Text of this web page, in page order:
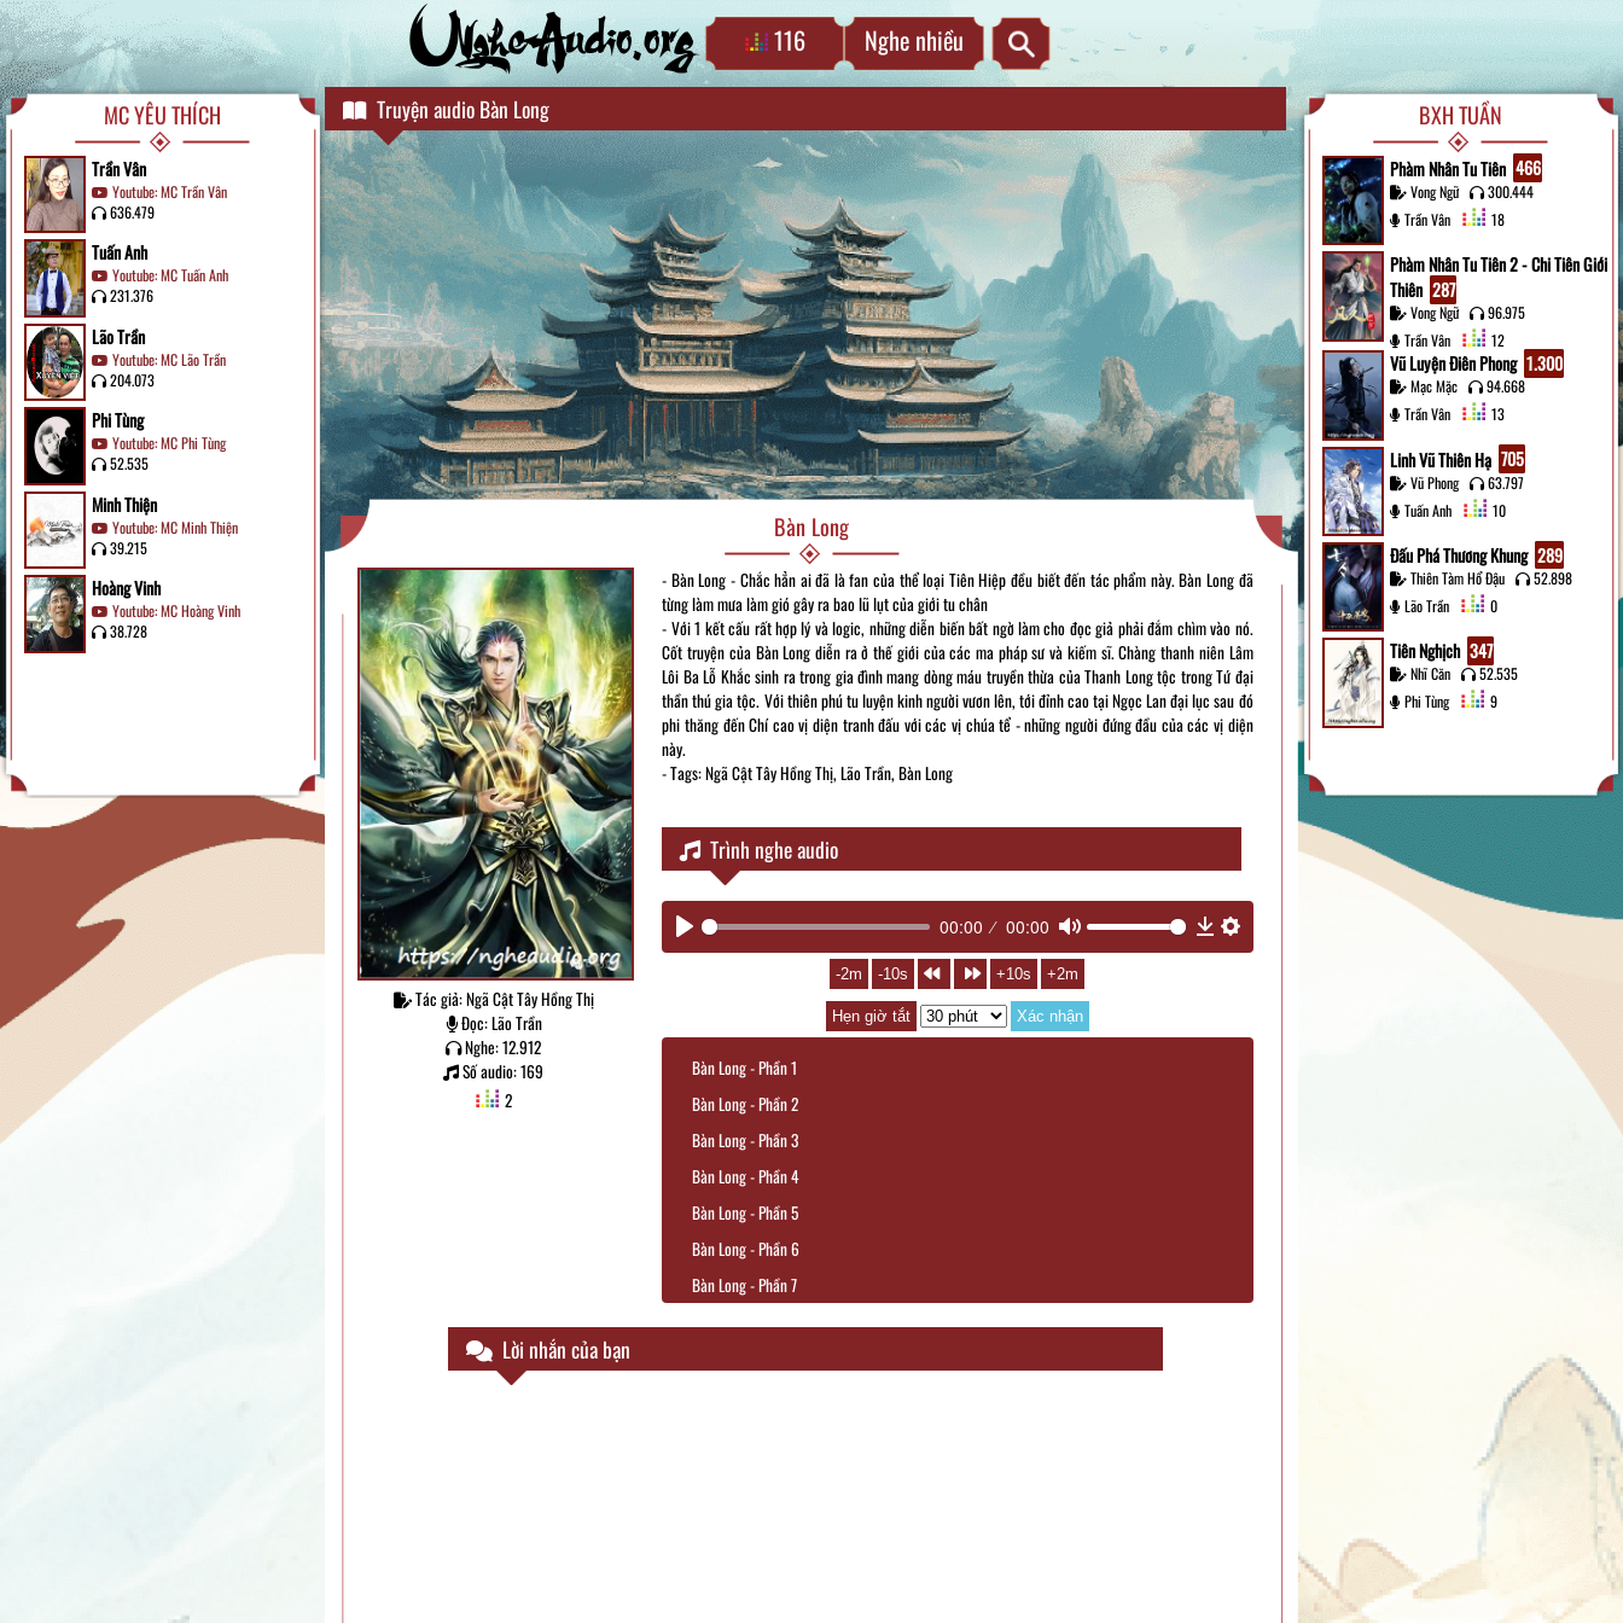
NgheAudio.org 116 Nghe nhiều
MC YÊU THÍCH
Trần Vân
Youtube: MC Trần Vân
636.479
Tuấn Anh
Youtube: MC Tuấn Anh
231.376
Lão Trần
Youtube: MC Lão Trần
204.073
Phi Tùng
Youtube: MC Phi Tùng
52.535
Minh Thiện
Youtube: MC Minh Thiện
39.215
Hoàng Vinh
Youtube: MC Hoàng Vinh
38.728
Truyện audio Bàn Long
Bàn Long
Tác giả: Ngã Cật Tây Hồng Thị
Đọc: Lão Trần
Nghe: 12.912
Số audio: 169
2
- Bàn Long - Chắc hẳn ai đã là fan của thể loại Tiên Hiệp đều biết đến tác phẩm này. Bàn Long đã
từng làm mưa làm gió gây ra bao lũ lụt của giới tu chân
- Với 1 kết cấu rất hợp lý và logic, những diễn biến bất ngờ làm cho đọc giả phải đắm chìm vào nó.
Cốt truyện của Bàn Long diễn ra ở thế giới của các ma pháp sư và kiếm sĩ. Chàng thanh niên Lâm
Lôi Ba Lỗ Khắc sinh ra trong gia đình mang dòng máu truyền thừa của Thanh Long tộc trong Tứ đại
thần thú gia tộc. Với thiên phú tu luyện kinh người vươn lên, tới đỉnh cao tại Ngọc Lan đại lục sau đó
phi thăng đến Chí cao vị diện tranh đấu với các vị chúa tể - những người đứng đầu của các vị diện
này.
- Tags: Ngã Cật Tây Hồng Thị, Lão Trần, Bàn Long
Trình nghe audio
Play
00:00 00:00
Mute Download
Settings
-2m -10s +10s +2m
Hẹn giờ tắt Xác nhận
Bàn Long - Phần 1
Bàn Long - Phần 2
Bàn Long - Phần 3
Bàn Long - Phần 4
Bàn Long - Phần 5
Bàn Long - Phần 6
Bàn Long - Phần 7
Lời nhắn của bạn
BXH TUẦN
Phàm Nhân Tu Tiên 466
Vong Ngữ
300.444
Trần Vân
18
Phàm Nhân Tu Tiên 2 - Chi Tiên Giới
Thiên 287
Vong Ngữ
96.975
Trần Vân
12
Vũ Luyện Điên Phong 1.300
Mạc Mặc
94.668
Trần Vân
13
Linh Vũ Thiên Hạ 705
Vũ Phong
63.797
Tuấn Anh
10
Đấu Phá Thương Khung 289
Thiên Tàm Hổ Đậu
52.898
Lão Trần
0
Tiên Nghịch 347
Nhĩ Căn
52.535
Phi Tùng
9